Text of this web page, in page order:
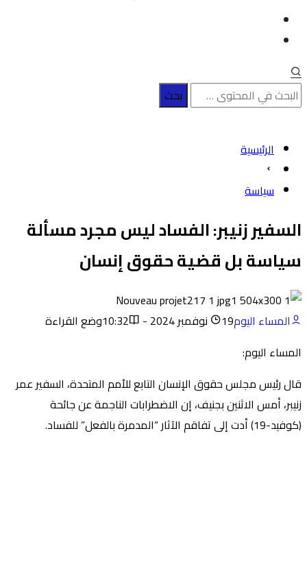
الرئيسية
سياسة
السفير زنيبر: الفساد ليس مجرد مسألة
سياسة بل قضية حقوق إنسان
المساء اليوم19 نوفمبر 2024 - 10:32
وضع القراءة
المساء اليوم:
قال رئيس مجلس حقوق الإنسان التابع للأمم المتحدة، السفير عمر
زنيبر، أمس الاثنين بجنيف، إن الاضطرابات الناجمة عن جائحة
(كوفيد-19) أدت إلى تفاقم الآثار “المدمرة بالفعل” للفساد.